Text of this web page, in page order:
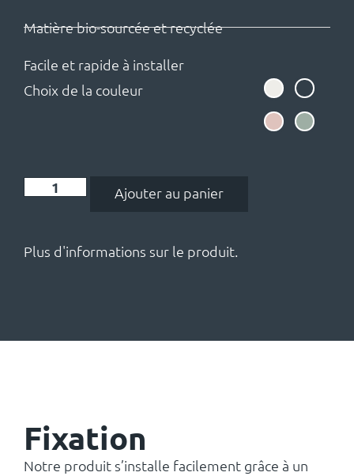
Matière bio-sourcée et recyclée
Facile et rapide à installer
Choix de la couleur
Ajouter au panier
Plus d'informations sur le produit.
Fixation
Notre produit s’installe facilement grâce à un